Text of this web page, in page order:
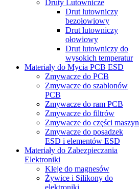
Druty Lutownicze
Drut lutowniczy
bezołowiowy
Drut lutowniczy
ołowiowy
Drut lutowniczy do
wysokich temperatur
Materiały do Mycia PCB ESD
Zmywacze do PCB
Zmywacze do szablonów
PCB
Zmywacze do ram PCB
Zmywacze do filtrów
Zmywacze do części maszyn
Zmywacze do posadzek
ESD i elementów ESD
Materiały do Zabezpieczania
Elektroniki
Kleje do magnesów
Żywice i Silikony do
elektroniki